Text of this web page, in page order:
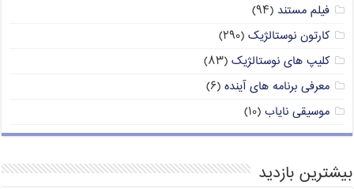
فیلم مستند (۹۴)
کارتون نوستالژیک (۲۹۰)
کلیپ های نوستالژیک (۸۳)
معرفی برنامه های آینده (۶)
موسیقی نایاب (۱۰)
بیشترین بازدید